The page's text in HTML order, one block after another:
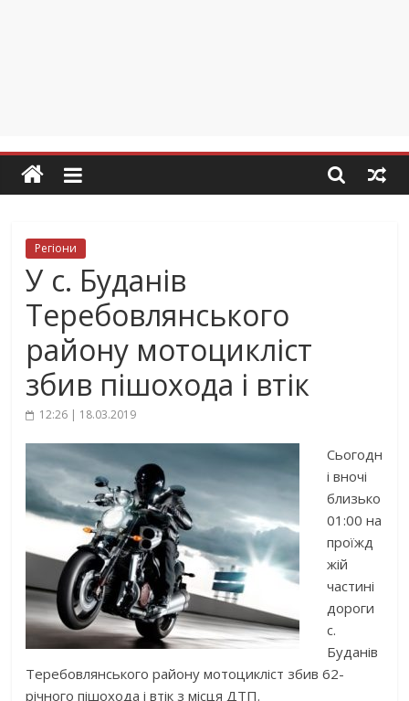
Регіони
У с. Буданів
Теребовлянського
району мотоцикліст
збив пішохода і втік
12:26 | 18.03.2019
Сьогодн
і вночі
близько
01:00 на
проїжд
жій
частині
дороги
с.
Буданів
Теребовлянського району мотоцикліст збив 62-
річного пішохода і втік з місця ДТП.